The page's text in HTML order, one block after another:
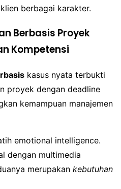
berbagai karakter.
Berbasis Proyek
Kompetensi
kasus nyata terbukti
proyek dengan deadline
kemampuan manajemen
emotional intelligence.
dengan multimedia
merupakan kebutuhan